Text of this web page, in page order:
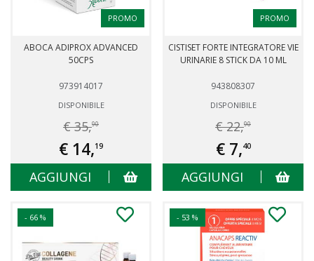
PROMO
ABOCA ADIPROX ADVANCED
50CPS
973914017
DISPONIBILE
€ 35,90
€ 14,19
AGGIUNGI
PROMO
CISTISET FORTE INTEGRATORE VIE
URINARIE 8 STICK DA 10 ML
943808307
DISPONIBILE
€ 22,90
€ 7,40
AGGIUNGI
- 66 % - 53 %